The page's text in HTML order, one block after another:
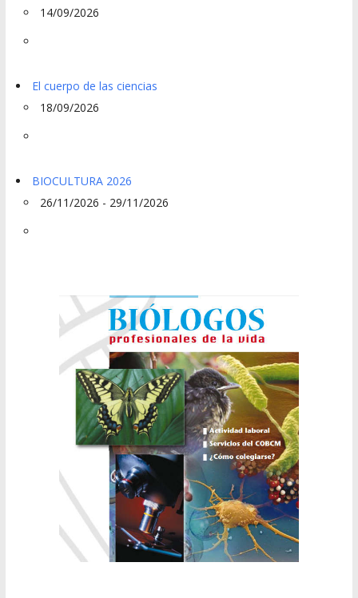
14/09/2026
El cuerpo de las ciencias
18/09/2026
BIOCULTURA 2026
26/11/2026 - 29/11/2026